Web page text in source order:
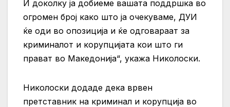
И доколку ја добиеме вашата поддршка во
огромен број како што ја очекуваме, ДУИ
ќе оди во опозиција и ќе одговараат за
криминалот и корупцијата кои што ги
прават во Македонија“, укажа Николоски.
Николоски додаде дека врвен
претставник на криминал и корупција во